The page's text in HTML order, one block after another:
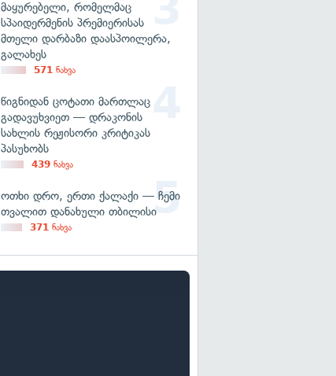
მაყურებელი, რომელმაც
სპაიდერმენის პრემიერისას
მთელი დარბაზი დაასპოილერა,
გალახეს
571 ნახვა
წიგნიდან ცოტათი მართლაც
გადავუხვიეთ — დრაკონის
სახლის რეჟისორი კრიტიკას
პასუხობს
439 ნახვა
ოთხი დრო, ერთი ქალაქი — ჩემი
თვალით დანახული თბილისი
371 ნახვა